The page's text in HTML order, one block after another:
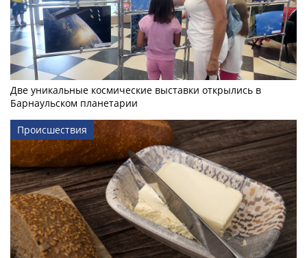
Две уникальные космические выставки открылись в
Барнаульском планетарии
Происшествия